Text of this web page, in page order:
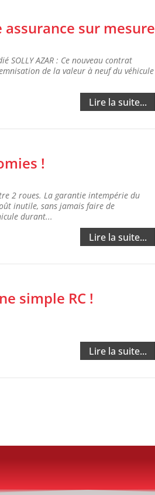
sur mesure
SOLLY AZAR : Ce nouveau contrat
de la valeur à neuf du véhicule
Lire la suite...
!
2 roues. La garantie intempérie du
inutile, sans jamais faire de
durant...
Lire la suite...
simple RC !
Lire la suite...